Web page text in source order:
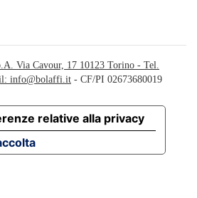
Via Cavour, 17 10123 Torino - Tel.
info@bolaffi.it - CF/PI 02673680019
relative alla privacy